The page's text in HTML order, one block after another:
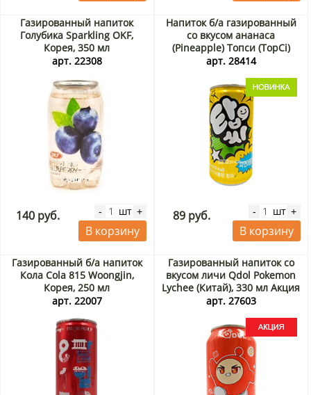
Газированный напиток
Голубика Sparkling OKF,
Корея, 350 мл
арт. 22308
140 руб. - шт +
В корзину
Напиток б/а газированный
со вкусом ананаса
(Pineapple) Топси (TopCi)
Ilhwa, Корея, 190 мл
арт. 28414
89 руб. - шт +
В корзину
Газированный б/а напиток
Кола Cola 815 Woongjin,
Корея, 250 мл
арт. 22007
Газированный напиток со
вкусом личи Qdol Pokemon
Lychee (Китай), 330 мл Акция
арт. 27603